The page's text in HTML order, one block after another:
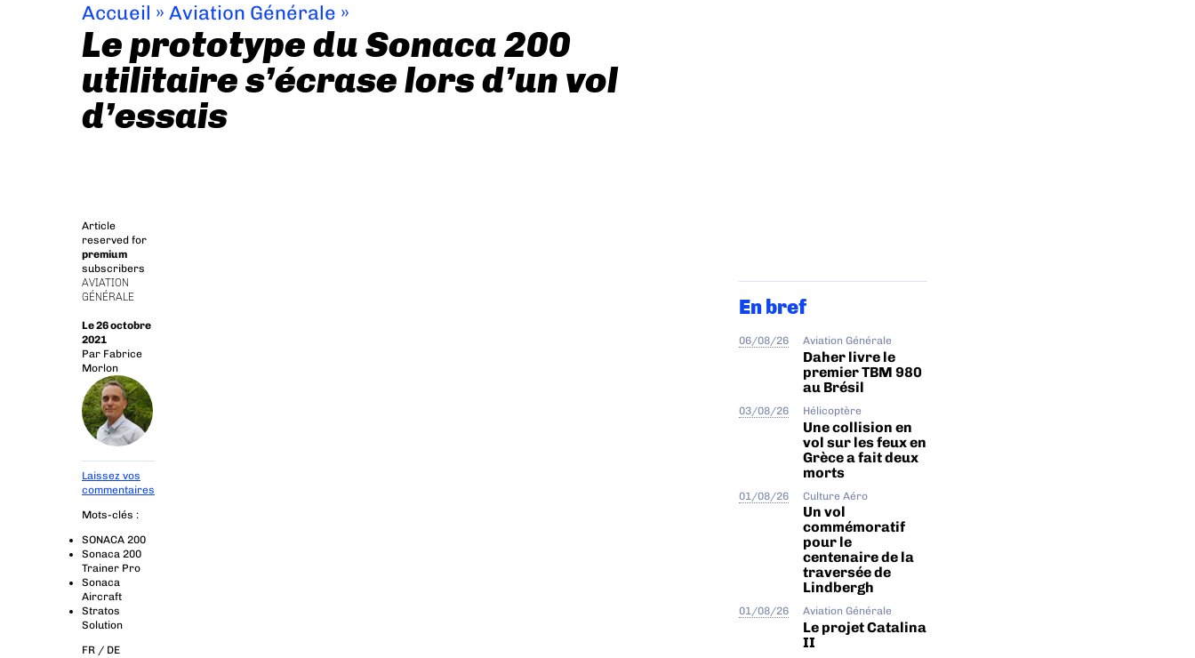
Accueil » Aviation Générale »
Le prototype du Sonaca 200
utilitaire s’écrase lors d’un vol
d’essais
Article
reserved for
premium
subscribers
AVIATION
GÉNÉRALE
Le 26 octobre
2021
Par Fabrice
Morlon
Laissez vos
commentaires
Mots-clés :
SONACA 200
Sonaca 200
Trainer Pro
Sonaca
Aircraft
Stratos
Solution
FR / DE
En bref
06/08/26 Aviation Générale
Daher livre le
premier TBM 980
au Brésil
03/08/26 Hélicoptère
Une collision en
vol sur les feux en
Grèce a fait deux
morts
01/08/26 Culture Aéro
Un vol
commémoratif
pour le
centenaire de la
traversée de
Lindbergh
01/08/26 Aviation Générale
Le projet Catalina
II